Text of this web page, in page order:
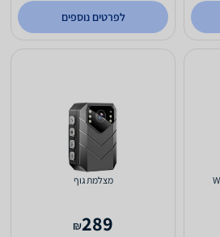
לפרטים נוספים
מצלמת גוף
289
₪